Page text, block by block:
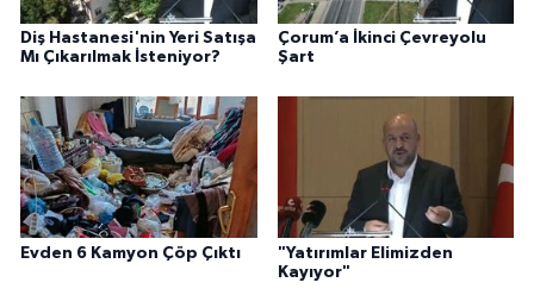
Diş Hastanesi'nin Yeri Satışa
Mı Çıkarılmak İsteniyor?
Çorum’a İkinci Çevreyolu
Şart
Evden 6 Kamyon Çöp Çıktı
"Yatırımlar Elimizden
Kayıyor"